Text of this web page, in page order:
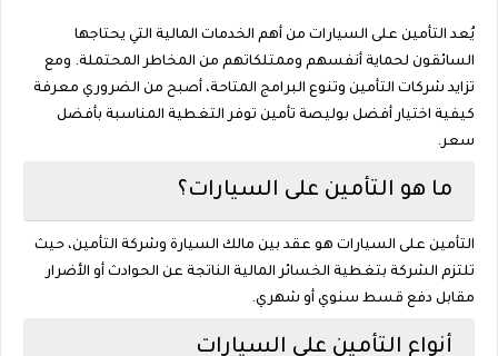
يُعد التأمين على السيارات من أهم الخدمات المالية التي يحتاجها
السائقون لحماية أنفسهم وممتلكاتهم من المخاطر المحتملة. ومع
تزايد شركات التأمين وتنوع البرامج المتاحة، أصبح من الضروري معرفة
كيفية اختيار أفضل بوليصة تأمين توفر التغطية المناسبة بأفضل
سعر.
ما هو التأمين على السيارات؟
التأمين على السيارات هو عقد بين مالك السيارة وشركة التأمين، حيث
تلتزم الشركة بتغطية الخسائر المالية الناتجة عن الحوادث أو الأضرار
مقابل دفع قسط سنوي أو شهري.
أنواع التأمين على السيارات